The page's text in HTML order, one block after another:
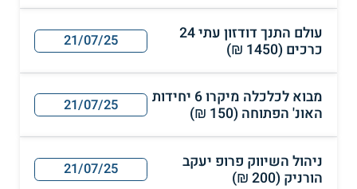
עולם התנך דודזון עתי 24
כרכים (1450 ₪)
21/07/25
מבוא לכלכלה מיקרו 6 יחידות
האונ' הפתוחה (150 ₪)
21/07/25
ניהול השיווק פרופ יעקב
הורניק (200 ₪)
21/07/25